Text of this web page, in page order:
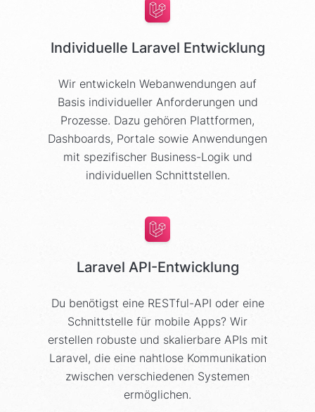
Individuelle Laravel Entwicklung
Wir entwickeln Webanwendungen auf
Basis individueller Anforderungen und
Prozesse. Dazu gehören Plattformen,
Dashboards, Portale sowie Anwendungen
mit spezifischer Business-Logik und
individuellen Schnittstellen.
Laravel API-Entwicklung
Du benötigst eine RESTful-API oder eine
Schnittstelle für mobile Apps? Wir
erstellen robuste und skalierbare APIs mit
Laravel, die eine nahtlose Kommunikation
zwischen verschiedenen Systemen
ermöglichen.